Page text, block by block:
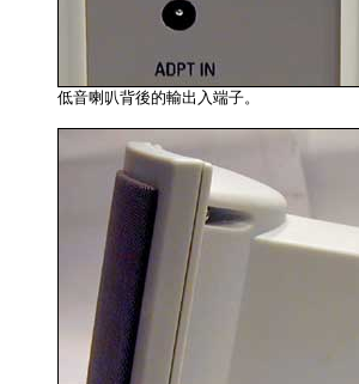
低音喇叭背後的輸出入端子。